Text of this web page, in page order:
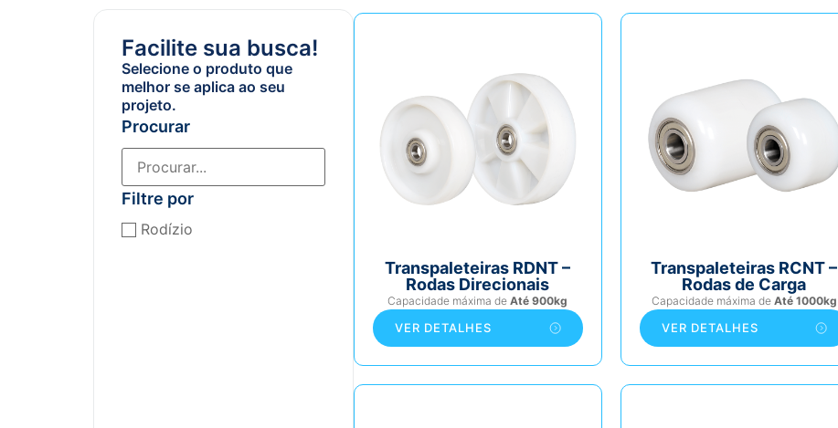
Facilite sua busca!
Selecione o produto que
melhor se aplica ao seu
projeto.
Procurar
Filtre por
Rodízio
Transpaleteiras RDNT –
Rodas Direcionais
Capacidade máxima deAté 900kg
VER DETALHES
Transpaleteiras RCNT –
Rodas de Carga
Capacidade máxima de Até 1000kg
VER DETALHES